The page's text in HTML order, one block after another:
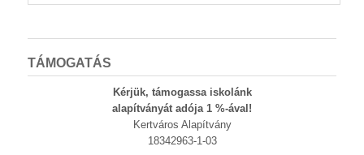
TÁMOGATÁS
Kérjük, támogassa iskolánk
alapítványát adója 1 %-ával!
Kertváros Alapítvány
18342963-1-03